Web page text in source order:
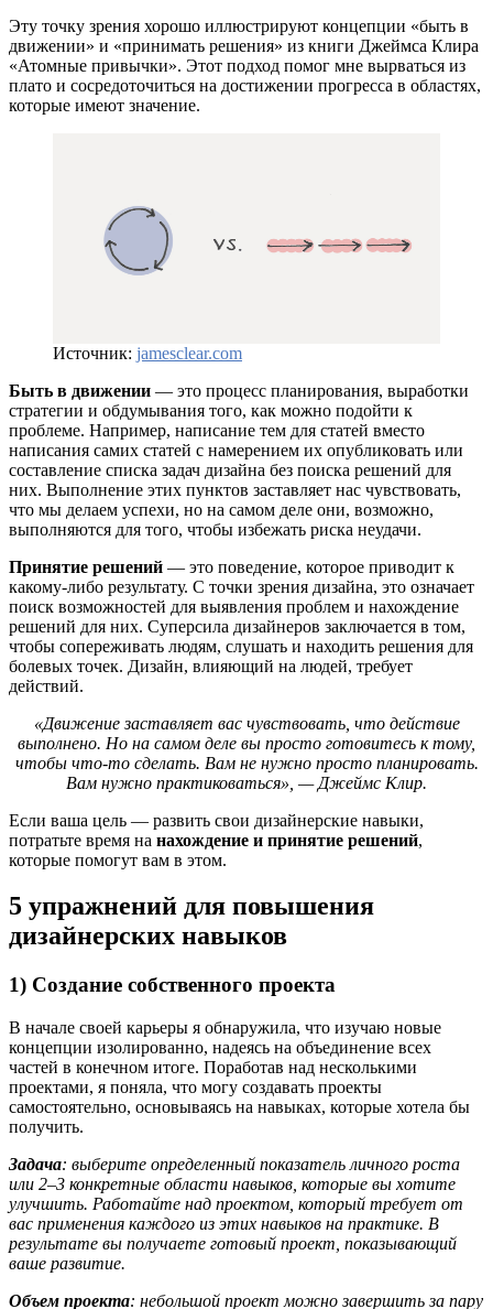
Эту точку зрения хорошо иллюстрируют концепции «быть в
движении» и «принимать решения» из книги Джеймса Клира
«Атомные привычки». Этот подход помог мне вырваться из
плато и сосредоточиться на достижении прогресса в областях,
которые имеют значение.
Источник: jamesclear.com
Быть в движении — это процесс планирования, выработки
стратегии и обдумывания того, как можно подойти к
проблеме. Например, написание тем для статей вместо
написания самих статей с намерением их опубликовать или
составление списка задач дизайна без поиска решений для
них. Выполнение этих пунктов заставляет нас чувствовать,
что мы делаем успехи, но на самом деле они, возможно,
выполняются для того, чтобы избежать риска неудачи.
Принятие решений — это поведение, которое приводит к
какому-либо результату. С точки зрения дизайна, это означает
поиск возможностей для выявления проблем и нахождение
решений для них. Суперсила дизайнеров заключается в том,
чтобы сопереживать людям, слушать и находить решения для
болевых точек. Дизайн, влияющий на людей, требует
действий.
«Движение заставляет вас чувствовать, что действие
выполнено. Но на самом деле вы просто готовитесь к тому,
чтобы что-то сделать. Вам не нужно просто планировать.
Вам нужно практиковаться», — Джеймс Клир.
Если ваша цель — развить свои дизайнерские навыки,
потратьте время на нахождение и принятие решений,
которые помогут вам в этом.
5 упражнений для повышения
дизайнерских навыков
1) Создание собственного проекта
В начале своей карьеры я обнаружила, что изучаю новые
концепции изолированно, надеясь на объединение всех
частей в конечном итоге. Поработав над несколькими
проектами, я поняла, что могу создавать проекты
самостоятельно, основываясь на навыках, которые хотела бы
получить.
Задача: выберите определенный показатель личного роста
или 2–3 конкретные области навыков, которые вы хотите
улучшить. Работайте над проектом, который требует от
вас применения каждого из этих навыков на практике. В
результате вы получаете готовый проект, показывающий
ваше развитие.
Объем проекта: небольшой проект можно завершить за пару